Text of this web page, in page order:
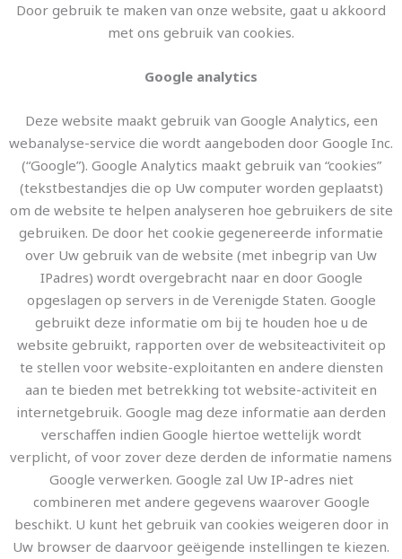
Door gebruik te maken van onze website, gaat u akkoord
met ons gebruik van cookies.
Google analytics
Deze website maakt gebruik van Google Analytics, een
webanalyse-service die wordt aangeboden door Google Inc.
(“Google”). Google Analytics maakt gebruik van “cookies”
(tekstbestandjes die op Uw computer worden geplaatst)
om de website te helpen analyseren hoe gebruikers de site
gebruiken. De door het cookie gegenereerde informatie
over Uw gebruik van de website (met inbegrip van Uw
IPadres) wordt overgebracht naar en door Google
opgeslagen op servers in de Verenigde Staten. Google
gebruikt deze informatie om bij te houden hoe u de
website gebruikt, rapporten over de websiteactiviteit op
te stellen voor website-exploitanten en andere diensten
aan te bieden met betrekking tot website-activiteit en
internetgebruik. Google mag deze informatie aan derden
verschaffen indien Google hiertoe wettelijk wordt
verplicht, of voor zover deze derden de informatie namens
Google verwerken. Google zal Uw IP-adres niet
combineren met andere gegevens waarover Google
beschikt. U kunt het gebruik van cookies weigeren door in
Uw browser de daarvoor geëigende instellingen te kiezen.